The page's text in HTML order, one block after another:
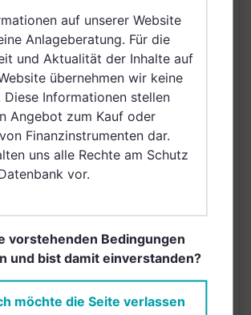
Nordirland, Österreich,
Schweiz, Finnland,
Dänemark, Hong Kong,
Ungarn, Schweden,
Irland, Belgien, Taiwan
(Provinz Chinas),
Netherlands (Kingdom
of the), Norwegen,
Vereinigte Arabische
Arabien
N/A
auf unserer Website
Anlageberatung. Für die
und Aktualität der Inhalte auf
übernehmen wir keine
Diese Informationen stellen
Angebot zum Kauf oder
Finanzinstrumenten dar.
uns alle Rechte am Schutz
vor.
vorstehenden Bedingungen
und bist damit einverstanden?
möchte die Seite verlassen